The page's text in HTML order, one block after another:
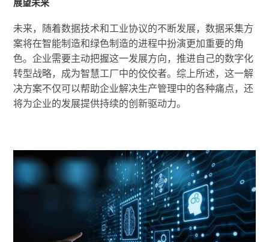
展望未来
未来，随着数据技术和工业协议的不断发展，数据采集方
案将在智能制造和绿色制造的进程中扮演更加重要的角
色。企业需要主动把握这一发展方向，推进自己的数字化
转型战略，成为智慧工厂中的佼佼者。综上所述，这一解
决方案不仅可以帮助企业解决生产管理中的各种痛点，还
将为企业的发展提供持续的创新驱动力。